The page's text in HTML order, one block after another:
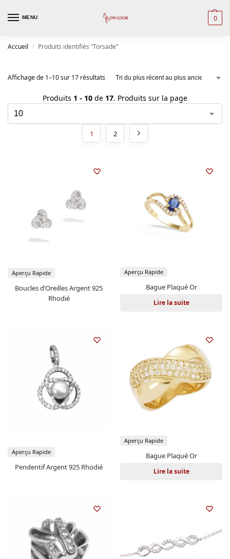
MENU 0
Accueil / Produits identifiés “Torsade”
Affichage de 1–10 sur 17 résultats
Produits 1 - 10 de 17. Produits sur la page
1 2
Boucles d’Oreilles Argent 925
Rhodié
Aperçu Rapide
Bague Plaqué Or
Lire la suite
Aperçu Rapide
Pendentif Argent 925 Rhodié
Aperçu Rapide Bague Plaqué Or
Lire la suite
Aperçu Rapide